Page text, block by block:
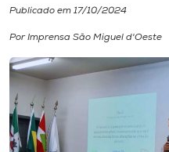
Internacionalização
I.nova
Publicado em 17/10/2024
Por Imprensa São Miguel d'Oeste